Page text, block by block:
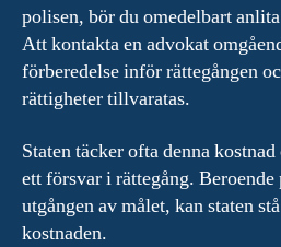
polisen, bör du omedelbart
Att kontakta en advokat
förberedelse inför rättegången
rättigheter tillvaratas.
Staten täcker ofta denna
ett försvar i rättegång.
utgången av målet, kan staten
kostnaden.